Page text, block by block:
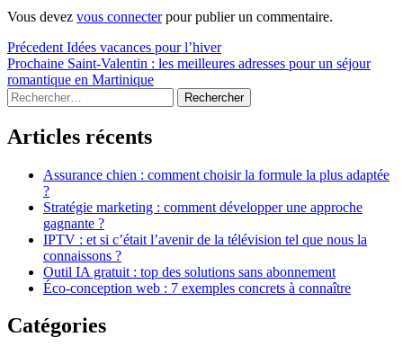
Vous devez vous connecterpour publier un commentaire.
Navigation
de
l’article
Précedent Article
précédent :
Idées vacances pour l’hiver
Prochaine Article
suivant :
Saint-Valentin : les meilleures adresses pour un séjour
romantique en Martinique
Sidebar
Rechercher :
Articles récents
Assurance chien : comment choisir la formule la plus adaptée
?
Stratégie marketing : comment développer une approche
gagnante ?
IPTV : et si c’était l’avenir de la télévision tel que nous la
connaissons ?
Outil IA gratuit : top des solutions sans abonnement
Éco-conception web : 7 exemples concrets à connaître
Catégories